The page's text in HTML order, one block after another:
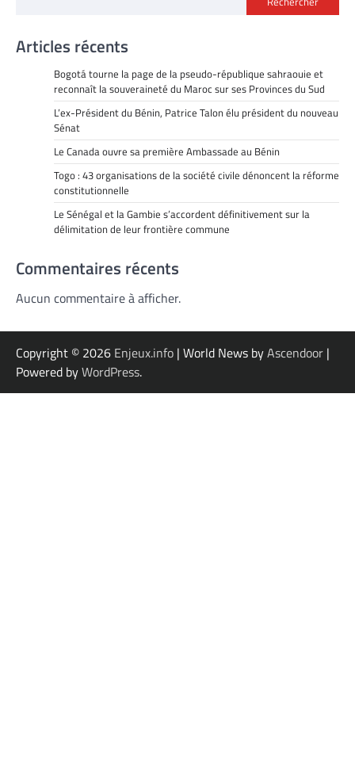
Articles récents
Bogotá tourne la page de la pseudo-république sahraouie et
reconnaît la souveraineté du Maroc sur ses Provinces du Sud
L’ex-Président du Bénin, Patrice Talon élu président du nouveau
Sénat
Le Canada ouvre sa première Ambassade au Bénin
Togo : 43 organisations de la société civile dénoncent la réforme
constitutionnelle
Le Sénégal et la Gambie s’accordent définitivement sur la
délimitation de leur frontière commune
Commentaires récents
Aucun commentaire à afficher.
Copyright © 2026 Enjeux.info | World News byAscendoor |
Powered byWordPress.